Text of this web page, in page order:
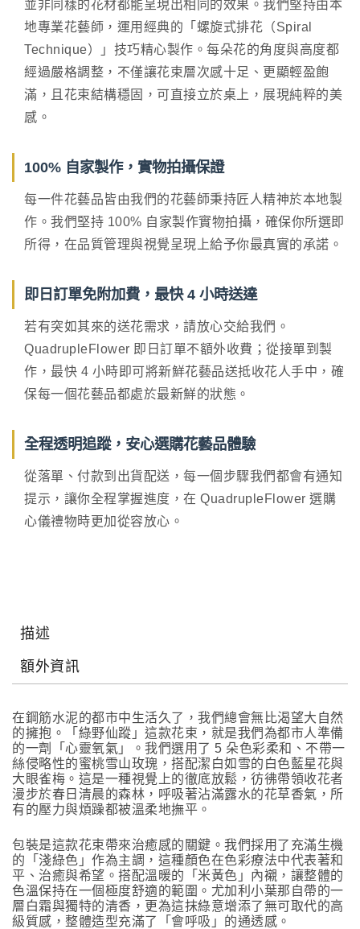
並非同樣的花材都能呈現出相同的效果。我們堅持由本
地專業花藝師，運用經典的「螺旋式排花（Spiral
Technique）」技巧精心製作。每朵花的角度與高度都
經過嚴格調整，不僅讓花束層次感十足、更顯輕盈飽
滿，且花束結構穩固，可直接立於桌上，展現純粹的美
感。
100% 自家製作，實物拍攝保證
每一件花藝品皆由我們的花藝師秉持匠人精神於本地製
作。我們堅持 100% 自家製作實物拍攝，確保你所選即
所得，在品質管理與視覺呈現上給予你最真實的承諾。
即日訂單免附加費，最快 4 小時送達
若有突如其來的送花需求，請放心交給我們。
QuadrupleFlower 即日訂單不額外收費；從接單到製
作，最快 4 小時即可將新鮮花藝品送抵收花人手中，確
保每一個花藝品都處於最新鮮的狀態。
全程透明追蹤，安心選購花藝品體驗
從落單、付款到出貨配送，每一個步驟我們都會有通知
提示，讓你全程掌握進度，在 QuadrupleFlower 選購
心儀禮物時更加從容放心。
描述
額外資訊
在鋼筋水泥的都市中生活久了，我們總會無比渴望大自然
的擁抱。「綠野仙蹤」這款花束，就是我們為都市人準備
的一劑「心靈氧氣」。我們選用了 5 朵色彩柔和、不帶一
絲侵略性的蜜桃雪山玫瑰，搭配潔白如雪的白色藍星花與
大眼雀梅。這是一種視覺上的徹底放鬆，彷彿帶領收花者
漫步於春日清晨的森林，呼吸著沾滿露水的花草香氣，所
有的壓力與煩躁都被溫柔地撫平。
包裝是這款花束帶來治癒感的關鍵。我們採用了充滿生機
的「淺綠色」作為主調，這種顏色在色彩療法中代表著和
平、治癒與希望。搭配溫暖的「米黃色」內襯，讓整體的
色溫保持在一個極度舒適的範圍。尤加利小葉那自帶的一
層白霜與獨特的清香，更為這抹綠意增添了無可取代的高
級質感，整體造型充滿了「會呼吸」的通透感。